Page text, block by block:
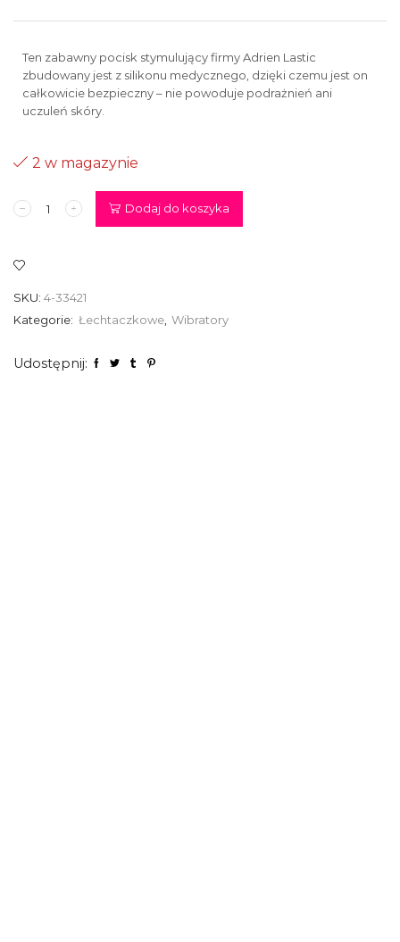
Ten zabawny pocisk stymulujący firmy Adrien Lastic
zbudowany jest z silikonu medycznego, dzięki czemu jest on
całkowicie bezpieczny – nie powoduje podrażnień ani
uczuleń skóry.
2 w magazynie
ilość
Stymulator
Króliczek,
różowy
Dodaj do koszyka
SKU: 4-33421
Kategorie: Łechtaczkowe Wibratory
Udostępnij: